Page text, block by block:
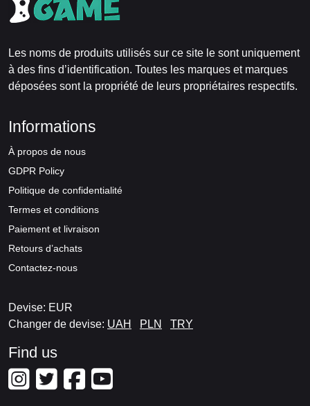
Les noms de produits utilisés sur ce site le sont uniquement
à des fins d’identification. Toutes les marques et marques
déposées sont la propriété de leurs propriétaires respectifs.
Informations
À propos de nous
GDPR Policy
Politique de confidentialité
Termes et conditions
Paiement et livraison
Retours d’achats
Contactez-nous
Devise: EUR
Changer de devise: UAH PLN TRY
Find us